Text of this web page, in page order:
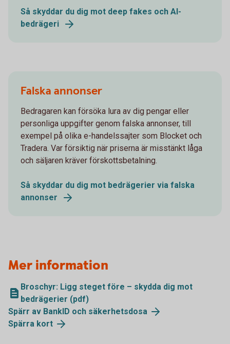
Så skyddar du dig mot deep fakes och AI-
bedrägeri
Falska annonser
Bedragaren kan försöka lura av dig pengar eller
personliga uppgifter genom falska annonser, till
exempel på olika e-handelssajter som Blocket och
Tradera. Var försiktig när priserna är misstänkt låga
och säljaren kräver förskottsbetalning.
Så skyddar du dig mot bedrägerier via falska
annonser
Mer information
Broschyr: Ligg steget före – skydda dig mot
bedrägerier (pdf)
Spärr av BankID och säkerhetsdosa
Spärra kort